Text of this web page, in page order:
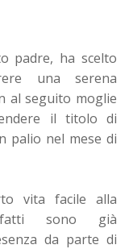
padre, ha scelto
una serena
al seguito moglie
il titolo di
palio nel mese di
vita facile alla
sono già
da parte di